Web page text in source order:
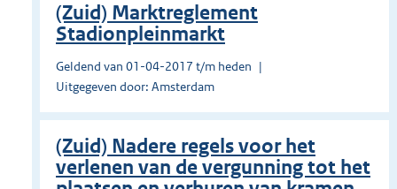
(Zuid) Marktreglement
Stadionpleinmarkt
Geldend van 01-04-2017 t/m heden
Uitgegeven door: Amsterdam
(Zuid) Nadere regels voor het
verlenen van de vergunning tot het